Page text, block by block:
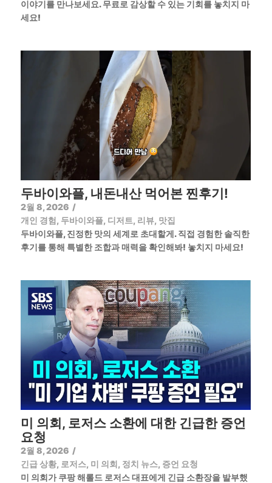
이야기를 만나보세요. 무료로 감상할 수 있는 기회를 놓치지 마
세요!
두바이와플, 내돈내산 먹어본 찐후기!
2월 8, 2026 /
개인 경험, 두바이와플, 디저트, 리뷰, 맛집
두바이와플, 진정한 맛의 세계로 초대할게. 직접 경험한 솔직한
후기를 통해 특별한 조합과 매력을 확인해봐! 놓치지 마세요!
미 의회, 로저스 소환에 대한 긴급한 증언
요청
2월 8, 2026 /
긴급 상황, 로저스, 미 의회, 정치 뉴스, 증언 요청
미 의회가 쿠팡 해롤드 로저스 대표에게 긴급 소환장을 발부했